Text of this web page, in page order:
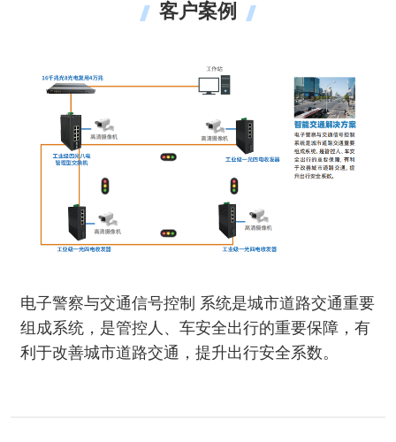
客户案例
电子警察与交通信号控制 系统是城市道路交通重要
组成系统，是管控人、车安全出行的重要保障，有
利于改善城市道路交通，提升出行安全系数。